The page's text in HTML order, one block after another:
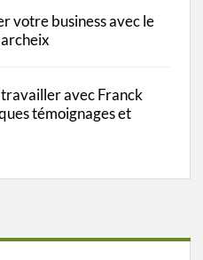
votre business avec le
avec Franck
témoignages et